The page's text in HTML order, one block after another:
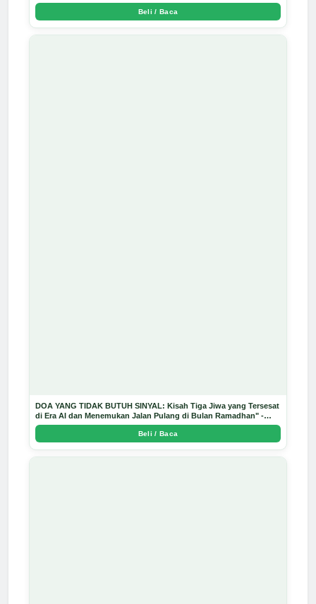
Beli / Baca
DOA YANG TIDAK BUTUH SINYAL: Kisah Tiga Jiwa yang Tersesat
di Era AI dan Menemukan Jalan Pulang di Bulan Ramadhan" -
Arda Dinata
Beli / Baca